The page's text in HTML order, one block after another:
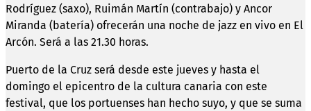
Rodríguez (saxo), Ruimán Martín (contrabajo) y Ancor
Miranda (batería) ofrecerán una noche de jazz en vivo en El
Arcón. Será a las 21.30 horas.
Puerto de la Cruz será desde este jueves y hasta el
domingo el epicentro de la cultura canaria con este
festival, que los portuenses han hecho suyo, y que se suma